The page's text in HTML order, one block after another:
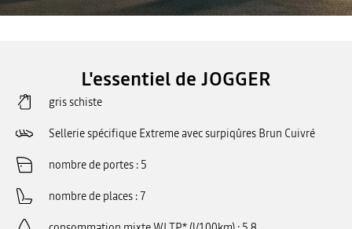
L'essentiel de JOGGER
gris schiste
Sellerie spécifique Extreme avec surpiqûres Brun Cuivré
nombre de portes 5
nombre de places 7